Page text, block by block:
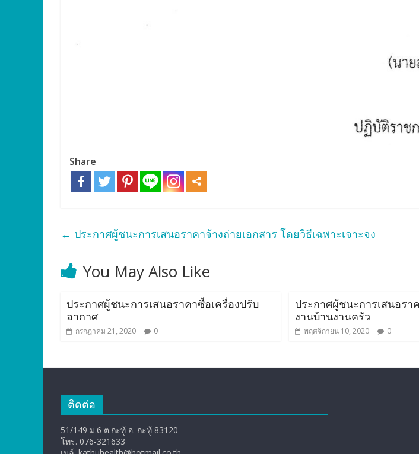
Share
← ประกาศผู้ชนะการเสนอราคาจ้างถ่ายเอกสาร โดยวิธีเฉพาะเจาะจง
You May Also Like
ประกาศผู้ชนะการเสนอราคาซื้อเครื่องปรับ
อากาศ
กรกฎาคม 21, 2020 0
ประกาศผู้ชนะการเสนอร
งานบ้านงานครัว
พฤศจิกายน 10, 2020 0
ติดต่อ
51/149 ม.6 ต.กะทู้ อ. กะทู้ 83120
โทร. 076-321633